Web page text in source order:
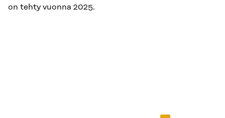
on tehty vuonna 2025.